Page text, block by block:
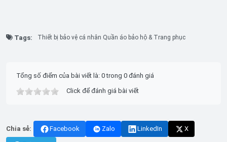
Tags: Thiết bị bảo vệ cá nhân Quần áo bảo hộ & Trang phục
Tổng số điểm của bài viết là: 0 trong 0 đánh giá
Click để đánh giá bài viết
Chia sẻ: Facebook Zalo LinkedIn X